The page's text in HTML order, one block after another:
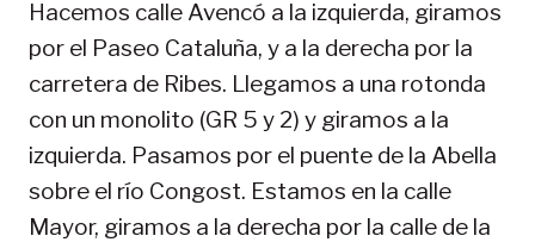
Hacemos calle Avencó a la izquierda, giramos
por el Paseo Cataluña, y a la derecha por la
carretera de Ribes. Llegamos a una rotonda
con un monolito (GR 5 y 2) y giramos a la
izquierda. Pasamos por el puente de la Abella
sobre el río Congost. Estamos en la calle
Mayor, giramos a la derecha por la calle de la